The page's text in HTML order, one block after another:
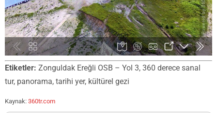
Etiketler: Zonguldak Ereğli OSB – Yol 3, 360 derece sanal
tur, panorama, tarihi yer, kültürel gezi
Kaynak: 360tr.com